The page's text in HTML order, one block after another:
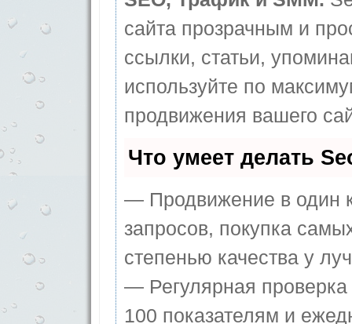
сайта прозрачным и
ссылки, статьи,
используйте по
продвижения вашего
Что умеет делать
— Продвижение в один
запросов, покупка
степенью качества у
— Регулярная
100 показателям и